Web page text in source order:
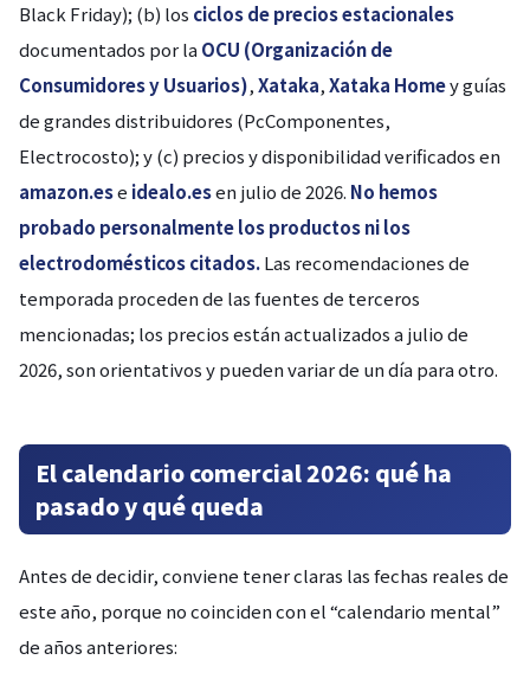
Black Friday); (b) los ciclos de precios estacionales
documentados por la OCU (Organización de
Consumidores y Usuarios),Xataka,Xataka Homey guías
de grandes distribuidores (PcComponentes,
Electrocosto); y (c) precios y disponibilidad verificados en
amazon.ese idealo.esen julio de 2026. No hemos
probado personalmente los productos ni los
electrodomésticos citados.Las recomendaciones de
temporada proceden de las fuentes de terceros
mencionadas; los precios están actualizados a julio de
2026, son orientativos y pueden variar de un día para otro.
El calendario comercial 2026: qué ha
pasado y qué queda
Antes de decidir, conviene tener claras las fechas reales de
este año, porque no coinciden con el “calendario mental”
de años anteriores: